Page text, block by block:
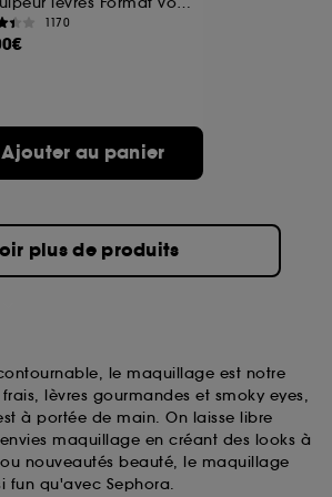
1170
Ajouter au panier
plus de produits
le maquillage est notre
lèvres gourmandes et smoky eyes,
à portée de main. On laisse libre
maquillage en créant des looks à
ou nouveautés beauté, le maquillage
fun qu'avec Sephora.
cookies techniques, le dépôt et la
ou décider de "tout accepter".
associer les informations de
par ces Cookies, pour les
accepter". Voous pouvez à tout
retirer votrte consentement. Si vous
plus d'information sur les cookies